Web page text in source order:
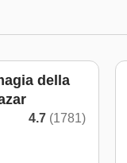
della
4.7 (1781)